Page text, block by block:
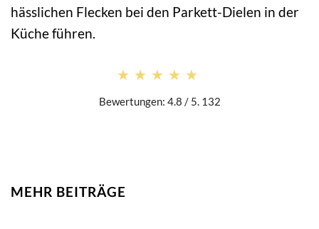
hässlichen Flecken bei den Parkett-Dielen in der
Küche führen.
★★★★★
★★★★★
Bewertungen: 4.8 / 5. 132
MEHR BEITRÄGE